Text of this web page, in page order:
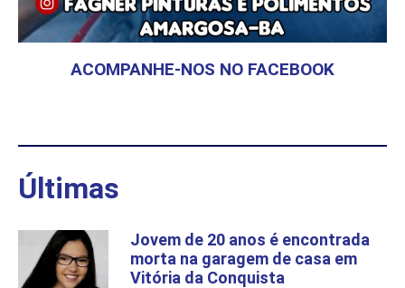
ACOMPANHE-NOS NO FACEBOOK
Últimas
Jovem de 20 anos é encontrada
morta na garagem de casa em
Vitória da Conquista